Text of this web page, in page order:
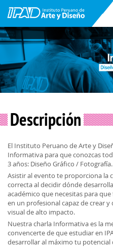
Descripción
El Instituto Peruano de Arte y
Informativa para que conozcas
3 años: Diseño Gráfico / Fotografía.
Asistir al evento te proporciona la
correcta al decidir dónde
académico que necesitas para
en un profesional capaz de crear
visual de alto impacto.
Nuestra charla Informativa es la
convencerte de que estudiar en
desarrollar al máximo tu potencial